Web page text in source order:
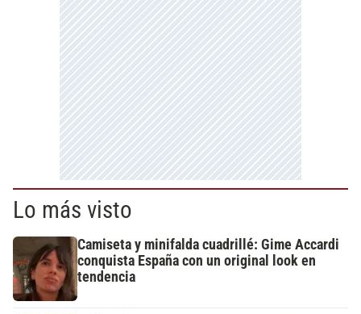
Lo más visto
Camiseta y minifalda cuadrillé: Gime Accardi
conquista España con un original look en
tendencia